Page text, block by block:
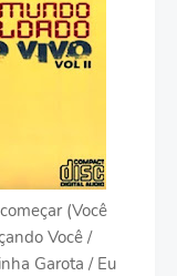
(Você
Você /
Garota / Eu